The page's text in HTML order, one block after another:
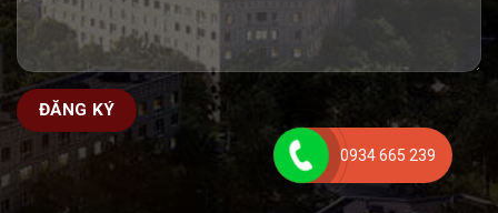
0934 665 239